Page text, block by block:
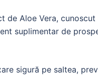
de Aloe Vera,
suplimentar de
sigură pe saltea,